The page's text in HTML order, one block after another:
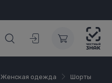
Женская одежда Шорты